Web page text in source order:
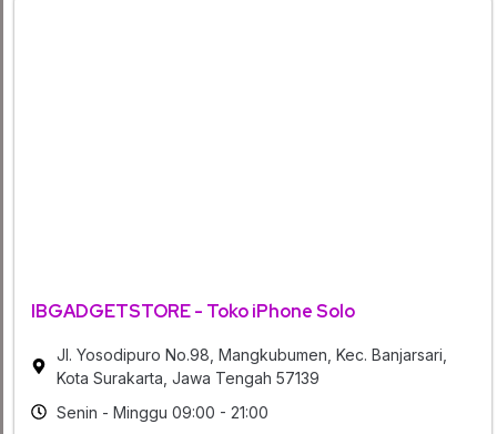
IBGADGETSTORE - Toko iPhone Solo
Jl. Yosodipuro No.98, Mangkubumen, Kec. Banjarsari,
Kota Surakarta, Jawa Tengah 57139
Senin - Minggu 09:00 - 21:00